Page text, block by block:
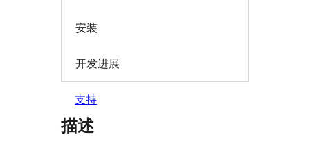
安装
开发进展
支持
描述